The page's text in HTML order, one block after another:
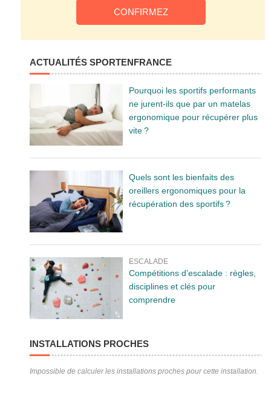
ACTUALITÉS SPORTENFRANCE
Pourquoi les sportifs performants
ne jurent-ils que par un matelas
ergonomique pour récupérer plus
vite ?
Quels sont les bienfaits des
oreillers ergonomiques pour la
récupération des sportifs ?
ESCALADE
Compétitions d’escalade : règles,
disciplines et clés pour
comprendre
INSTALLATIONS PROCHES
Impossible de calculer les installations proches pour cette installation.